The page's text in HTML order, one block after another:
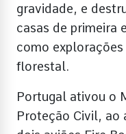
gravidade, e
casas de primeira
como
florestal.
Portugal ativou o
Proteção Civil, ao